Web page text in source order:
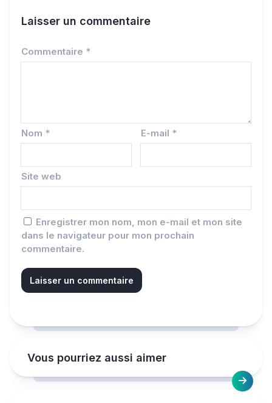
Laisser un commentaire
Commentaire *
Nom * E-mail *
Site web
Enregistrer mon nom, mon e-mail et mon site
dans le navigateur pour mon prochain
commentaire.
Vous pourriez aussi aimer